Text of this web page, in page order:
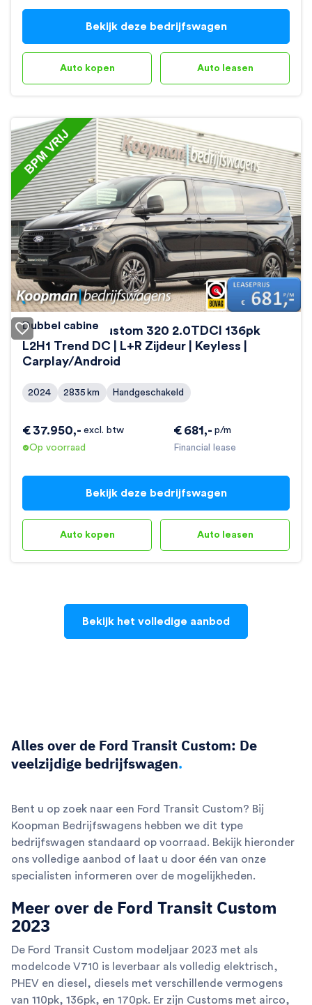
Bekijk deze bedrijfswagen
Auto kopen Auto leasen
Dubbel cabine
Ford Transit Custom 320 2.0TDCI 136pk
L2H1 Trend DC | L+R Zijdeur | Keyless |
Carplay/Android
2024 2835 km Handgeschakeld
€ 681,- p/m
Financial lease
€ 37.950,- excl. btw
Op voorraad
Bekijk deze bedrijfswagen
Auto kopen Auto leasen
Bekijk het volledige aanbod
Alles over de Ford Transit Custom: De
veelzijdige bedrijfswagen.
Bent u op zoek naar een Ford Transit Custom? Bij
Koopman Bedrijfswagens hebben we dit type
bedrijfswagen standaard op voorraad. Bekijk hieronder
ons volledige aanbod of laat u door één van onze
specialisten informeren over de mogelijkheden.
Meer over de Ford Transit Custom
2023
De Ford Transit Custom modeljaar 2023 met als
modelcode V710 is leverbaar als volledig elektrisch,
PHEV en diesel, diesels met verschillende vermogens
van 110pk, 136pk, en 170pk. Er zijn Customs met airco,